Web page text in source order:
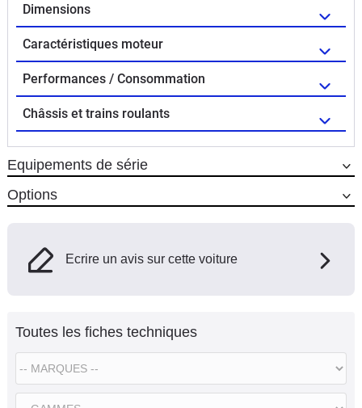
Dimensions
Caractéristiques moteur
Performances / Consommation
Châssis et trains roulants
Equipements de série
Options
Ecrire un avis sur cette voiture
Toutes les fiches techniques